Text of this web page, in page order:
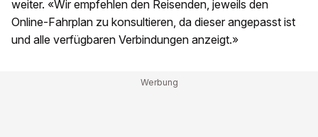
weiter. «Wir empfehlen den Reisenden, jeweils den
Online-Fahrplan zu konsultieren, da dieser angepasst ist
und alle verfügbaren Verbindungen anzeigt.»